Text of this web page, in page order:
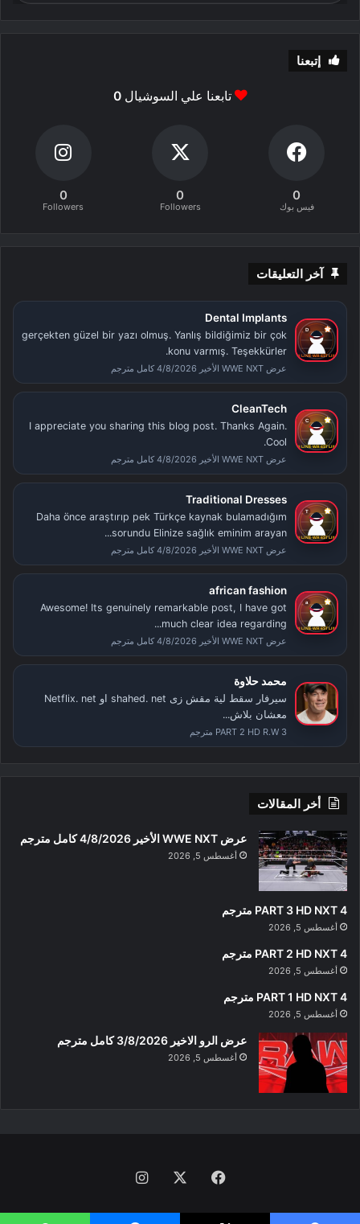
إتبعنا
تابعنا علي السوشيال0
0
فيس بوك
0
Followers
0
Followers
آخر التعليقات
Dental Implants
gerçekten güzel bir yazı olmuş. Yanlış bildiğimiz bir çok
konu varmış. Teşekkürler.
عرض WWE NXT الأخير 4/8/2026 كامل مترجم
CleanTech
I appreciate you sharing this blog post. Thanks Again.
Cool.
عرض WWE NXT الأخير 4/8/2026 كامل مترجم
Traditional Dresses
Daha önce araştırıp pek Türkçe kaynak bulamadığım
sorundu Elinize sağlık eminim arayan...
عرض WWE NXT الأخير 4/8/2026 كامل مترجم
african fashion
Awesome! Its genuinely remarkable post, I have got
much clear idea regarding...
عرض WWE NXT الأخير 4/8/2026 كامل مترجم
محمد حلاوة
سيرفار سقط لية مقش زى shahed. net او Netflix. net
معشان بلاش...
PART 2 HD R.W 3 مترجم
أخر المقالات
عرض WWE NXT الأخير 4/8/2026 كامل مترجم
أغسطس 5, 2026
PART 3 HD NXT 4 مترجم
أغسطس 5, 2026
PART 2 HD NXT 4 مترجم
أغسطس 5, 2026
PART 1 HD NXT 4 مترجم
أغسطس 5, 2026
عرض الرو الاخير 3/8/2026 كامل مترجم
أغسطس 5, 2026
فيسبوك